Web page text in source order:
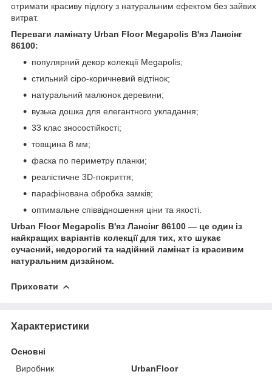
отримати красиву підлогу з натуральним ефектом без зайвих
витрат.
Переваги ламінату Urban Floor Megapolis В'яз Лансінг
86100:
популярний декор колекції Megapolis;
стильний сіро-коричневий відтінок;
натуральний малюнок деревини;
вузька дошка для елегантного укладання;
33 клас зносостійкості;
товщина 8 мм;
фаска по периметру планки;
реалістичне 3D-покриття;
парафінована обробка замків;
оптимальне співвідношення ціни та якості.
Urban Floor Megapolis В'яз Лансінг 86100 — це один із
найкращих варіантів колекції для тих, хто шукає
сучасний, недорогий та надійний ламінат із красивим
натуральним дизайном.
Приховати
Характеристики
Основні
Виробник
UrbanFloor